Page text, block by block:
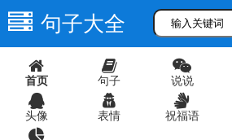
句子大全
首页 句子 说说
头像 表情 祝福语